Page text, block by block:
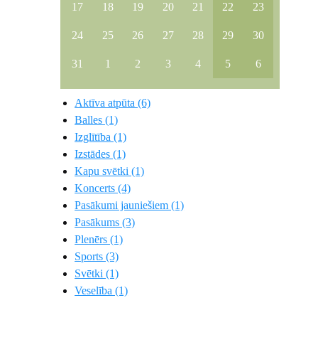
17 18 19 20 21 22 23
24 25 26 27 28 29 30
31 1 2 3 4 5 6
Aktīva atpūta (6)
Balles (1)
Izglītība (1)
Izstādes (1)
Kapu svētki (1)
Koncerts (4)
Pasākumi jauniešiem (1)
Pasākums (3)
Plenērs (1)
Sports (3)
Svētki (1)
Veselība (1)